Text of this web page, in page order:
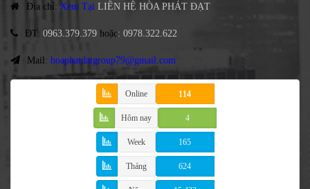
Địa chỉ: Xem Tại LIÊN HỆ HÒA PHÁT ĐẠT
ĐT: 0963.379.379 hoặc: 0978.322.622
Mail: hoaphatdatgroup79@gmail.com
Online 114
Hôm nay 4
Week 165
Tháng 624